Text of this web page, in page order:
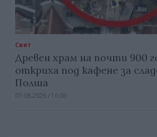
Свят
Древен храм на почти 900
откриха под кафене за
Полша
07.08.2026 / 16:00